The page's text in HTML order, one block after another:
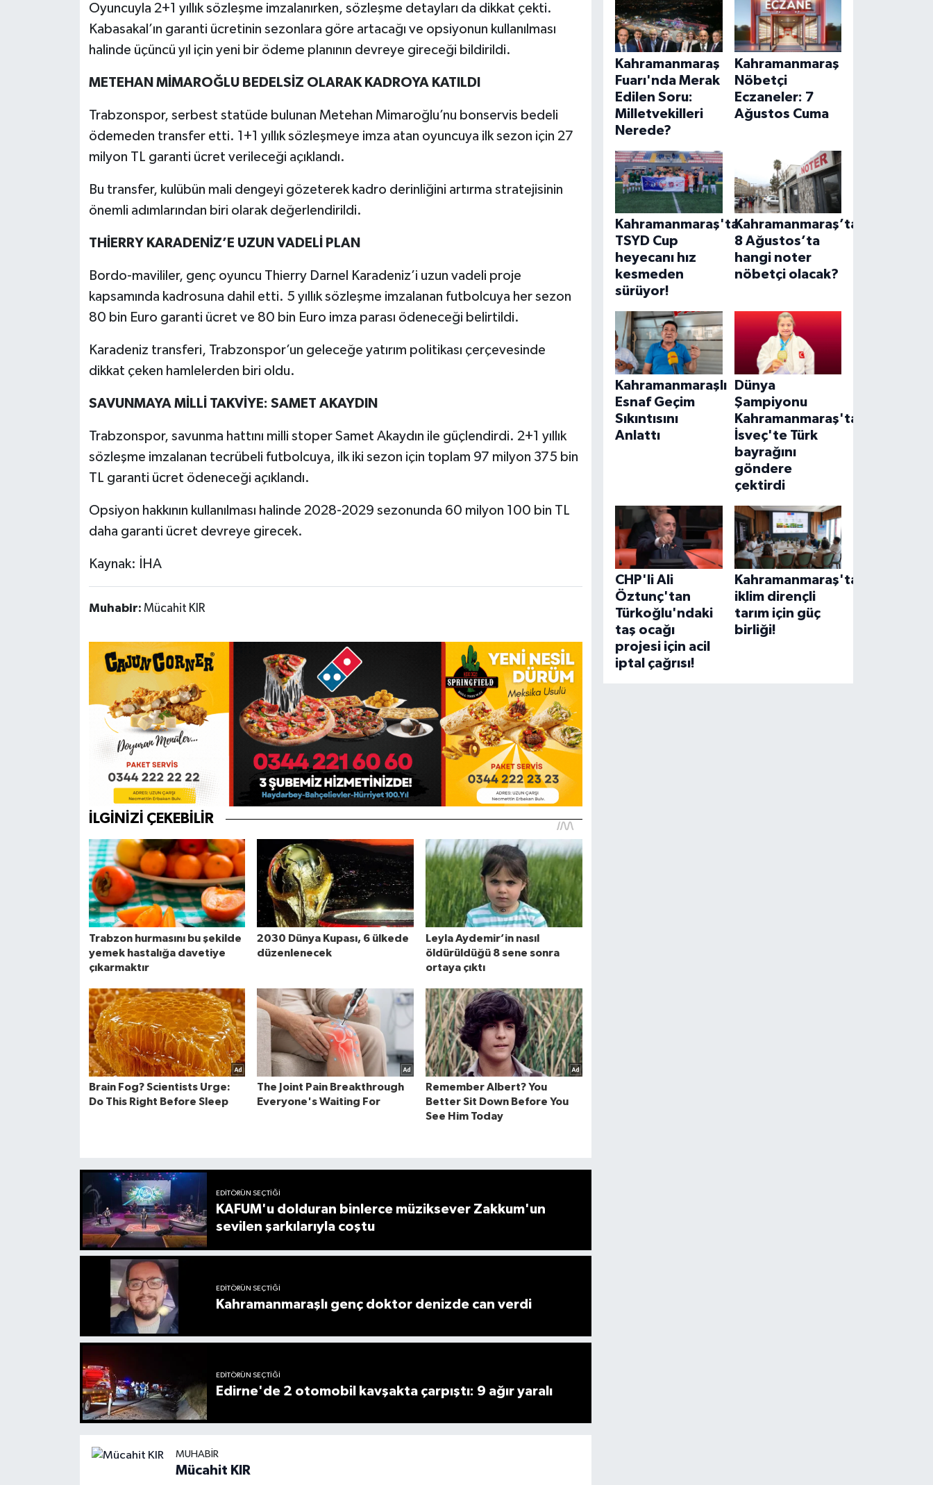
Oyuncuyla 2+1 yıllık sözleşme imzalanırken, sözleşme detayları da dikkat çekti.
Kabasakal’ın garanti ücretinin sezonlara göre artacağı ve opsiyonun kullanılması
halinde üçüncü yıl için yeni bir ödeme planının devreye gireceği bildirildi.
METEHAN MİMAROĞLU BEDELSİZ OLARAK KADROYA KATILDI
Trabzonspor, serbest statüde bulunan Metehan Mimaroğlu’nu bonservis bedeli
ödemeden transfer etti. 1+1 yıllık sözleşmeye imza atan oyuncuya ilk sezon için 27
milyon TL garanti ücret verileceği açıklandı.
Bu transfer, kulübün mali dengeyi gözeterek kadro derinliğini artırma stratejisinin
önemli adımlarından biri olarak değerlendirildi.
THİERRY KARADENİZ’E UZUN VADELİ PLAN
Bordo-mavililer, genç oyuncu Thierry Darnel Karadeniz’i uzun vadeli proje
kapsamında kadrosuna dahil etti. 5 yıllık sözleşme imzalanan futbolcuya her sezon
80 bin Euro garanti ücret ve 80 bin Euro imza parası ödeneceği belirtildi.
Karadeniz transferi, Trabzonspor’un geleceğe yatırım politikası çerçevesinde
dikkat çeken hamlelerden biri oldu.
SAVUNMAYA MİLLİ TAKVİYE: SAMET AKAYDIN
Trabzonspor, savunma hattını milli stoper Samet Akaydın ile güçlendirdi. 2+1 yıllık
sözleşme imzalanan tecrübeli futbolcuya, ilk iki sezon için toplam 97 milyon 375 bin
TL garanti ücret ödeneceği açıklandı.
Opsiyon hakkının kullanılması halinde 2028-2029 sezonunda 60 milyon 100 bin TL
daha garanti ücret devreye girecek.
Kaynak: İHA
Muhabir: Mücahit KIR
EDITÖRÜN SEÇTIĞI
KAFUM'u dolduran binlerce müziksever Zakkum'un
sevilen şarkılarıyla coştu
EDITÖRÜN SEÇTIĞI
Kahramanmaraşlı genç doktor denizde can verdi
EDITÖRÜN SEÇTIĞI
Edirne'de 2 otomobil kavşakta çarpıştı: 9 ağır yaralı
MUHABIR
Mücahit KIR
Kahramanmaraş
Fuarı'nda Merak
Edilen Soru:
Milletvekilleri
Nerede?
Kahramanmaraş
Nöbetçi
Eczaneler: 7
Ağustos Cuma
Kahramanmaraş'ta
TSYD Cup
heyecanı hız
kesmeden
sürüyor!
Kahramanmaraş’ta
8 Ağustos’ta
hangi noter
nöbetçi olacak?
Kahramanmaraşlı
Esnaf Geçim
Sıkıntısını
Anlattı
Dünya
Şampiyonu
Kahramanmaraş'tan!
İsveç'te Türk
bayrağını
göndere
çektirdi
CHP'li Ali
Öztunç'tan
Türkoğlu'ndaki
taş ocağı
projesi için acil
iptal çağrısı!
Kahramanmaraş'ta
iklim dirençli
tarım için güç
birliği!